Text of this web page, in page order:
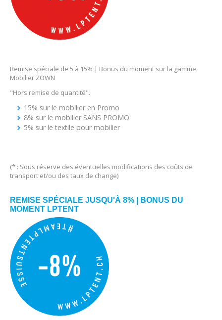
Remise spéciale de 5 à 15% | Bonus du moment sur la gamme
Mobilier ZOWN
"Hors remise de quantité".
15% sur le mobilier en Promo
8% sur le mobilier SANS PROMO
5% sur le textile pour mobilier
(* : Sous réserve des éventuelles modifications des coûts de
transport et/ou des taux de change)
REMISE SPÉCIALE JUSQU'À 8% | BONUS DU
MOMENT LPTENT